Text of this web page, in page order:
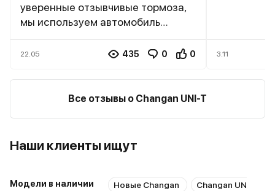
уверенные отзывчивые тормоза,
мы используем автомобиль
городской эксплуатации этот
было, незнаю, как он будет вести
себя на проселочных дорогах или
автомобили, для города Changan
прекрасен, все удобно и
22.05 435 0 0 3.11
Все отзывы о Changan UNI-T
Наши клиенты ищут
Модели в наличии Новые Changan Changan UNI-T с